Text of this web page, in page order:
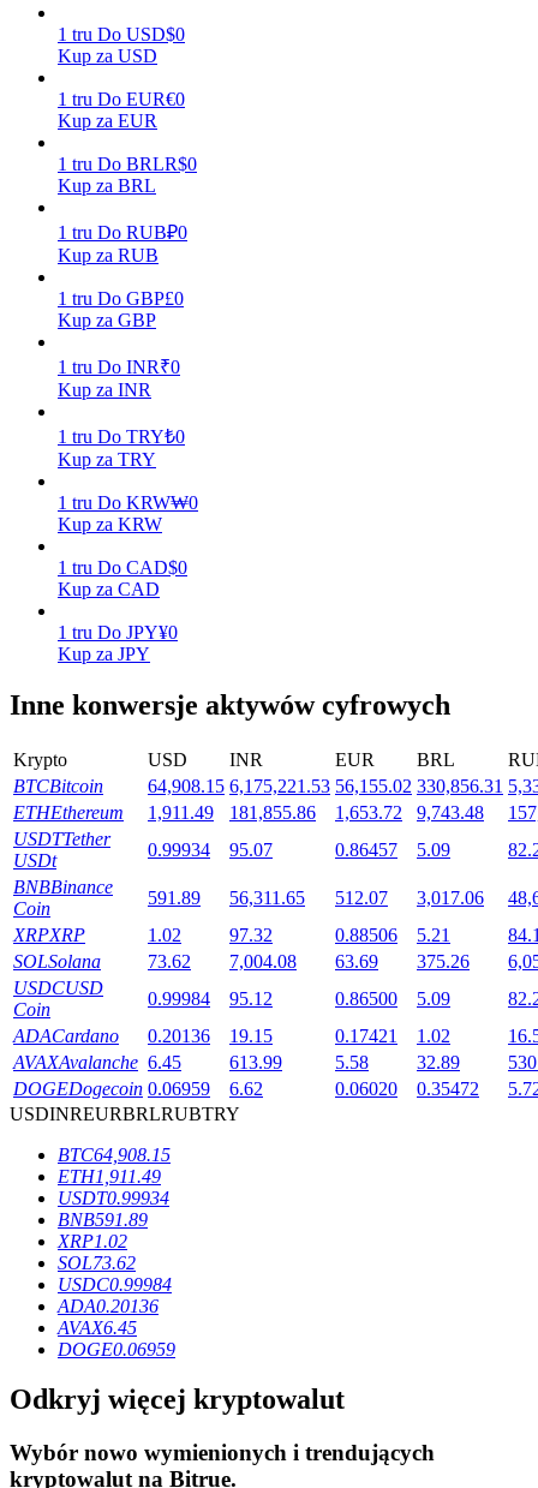
Codziennie zdobywaj konkurencyjne nagrody
Stawianie
Wysokie zyski i natychmiastowy dostęp
Launchpool
Elastyczne stawianie zakładów, aby zarabiać na popularnych
tokenach
Blokady BTR
Usługa pożyczek wspieranych kryptowalutami
1 tru Do USD$0
Kup za USD
1 tru Do EUR€0
Kup za EUR
1 tru Do BRLR$0
Kup za BRL
1 tru Do RUB₽0
Kup za RUB
1 tru Do GBP£0
Kup za GBP
1 tru Do INR₹0
Kup za INR
1 tru Do TRY₺0
Kup za TRY
1 tru Do KRW₩0
Kup za KRW
1 tru Do CAD$0
Kup za CAD
1 tru Do JPY¥0
Kup za JPY
Inne konwersje aktywów cyfrowych
Krypto USD INR EUR BRL
BTCBitcoin 64,908.15 6,175,221.53 56,155.02 330,856.31
ETHEthereum 1,911.49 181,855.86 1,653.72 9,743.48
USDTTether
USDt
0.99934 95.07 0.86457 5.09
BNBBinance
Coin
591.89 56,311.65 512.07 3,017.06
XRPXRP 1.02 97.32 0.88506 5.21
SOLSolana 73.62 7,004.08 63.69 375.26
USDCUSD
Coin
0.99984 95.12 0.86500 5.09
ADACardano 0.20136 19.15 0.17421 1.02
AVAXAvalanche 6.45 613.99 5.58 32.89
DOGEDogecoin 0.06959 6.62 0.06020 0.35472
USDINREURBRLRUBTRY
BTC64,908.15
ETH1,911.49
USDT0.99934
BNB591.89
XRP1.02
SOL73.62
USDC0.99984
ADA0.20136
AVAX6.45
DOGE0.06959
Odkryj więcej kryptowalut
Wybór nowo wymienionych i trendujących
kryptowalut na Bitrue.